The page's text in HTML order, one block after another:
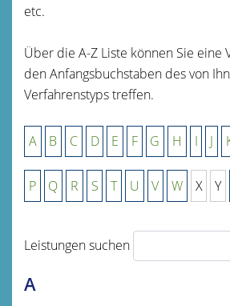
etc.
Über die A-Z Liste können Sie eine
den Anfangsbuchstaben des von
Verfahrenstyps treffen.
A B C D E F G H I J
P Q R S T U V W X Y
Leistungen suchen
A